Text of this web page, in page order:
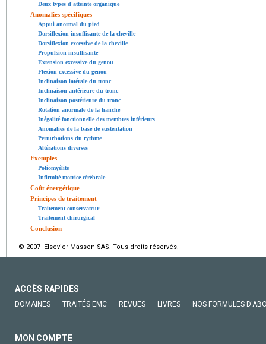
Deux types d'atteinte organique
Anomalies spécifiques
Appui anormal du pied
Dorsiflexion insuffisante de la cheville
Dorsiflexion excessive de la cheville
Propulsion insuffisante
Extension excessive du genou
Flexion excessive du genou
Inclinaison latérale du tronc
Inclinaison antérieure du tronc
Inclinaison postérieure du tronc
Rotation anormale de la hanche
Inégalité fonctionnelle des membres inférieurs
Anomalies de la base de sustentation
Perturbations du rythme
Altérations diverses
Exemples
Poliomyélite
Infirmité motrice cérébrale
Coût énergétique
Principes de traitement
Traitement conservateur
Traitement chirurgical
Conclusion
© 2007 Elsevier Masson SAS. Tous droits réservés.
ACCÈS RAPIDES
DOMAINES TRAITÉS EMC REVUES LIVRES NOS FORMULES
MON COMPTE